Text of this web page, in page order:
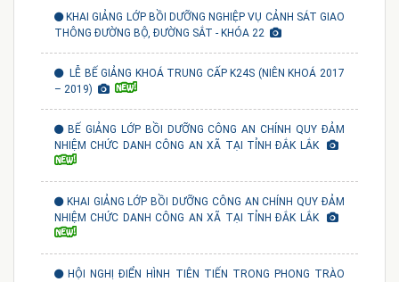
KHAI GIẢNG LỚP BỒI DƯỠNG NGHIỆP VỤ CẢNH SÁT GIAO
THÔNG ĐƯỜNG BỘ, ĐƯỜNG SẮT - KHÓA 22
LỄ BẾ GIẢNG KHOÁ TRUNG CẤP K24S (NIÊN KHOÁ 2017
– 2019)
BẾ GIẢNG LỚP BỒI DƯỠNG CÔNG AN CHÍNH QUY ĐẢM
NHIỆM CHỨC DANH CÔNG AN XÃ TẠI TỈNH ĐẮK LẮK
KHAI GIẢNG LỚP BỒI DƯỠNG CÔNG AN CHÍNH QUY ĐẢM
NHIỆM CHỨC DANH CÔNG AN XÃ TẠI TỈNH ĐẮK LẮK
HỘI NGHỊ ĐIỂN HÌNH TIÊN TIẾN TRONG PHONG TRÀO